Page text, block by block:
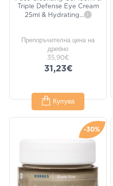
Triple Defense Eye Cream
25ml & Hydrating... i
Препоръчителна цена на
дребно
35,90€
31,23€
Купува
-30%